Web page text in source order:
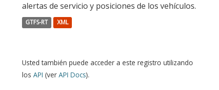
alertas de servicio y posiciones de los vehículos.
GTFS-RT XML
Usted también puede acceder a este registro utilizando
los API (ver API Docs).